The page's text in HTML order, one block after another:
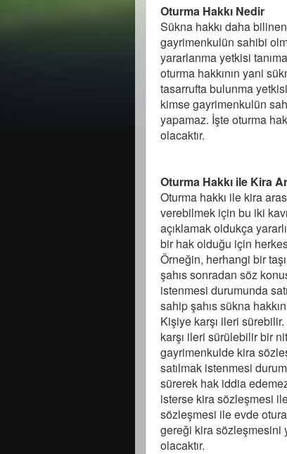
Oturma Hakkı Nedir
Sükna hakkı daha
gayrimenkulün sahibi
yararlanma yetkisi
oturma hakkının yani
tasarrufta bulunma yetkisi
kimse gayrimenkulün
yapamaz. İşte oturma
olacaktır.
Oturma Hakkı ile Kira
Oturma hakkı ile kira
verebilmek için bu iki
açıklamak oldukça
bir hak olduğu için
Örneğin, herhangi bir
şahıs sonradan söz
istenmesi durumunda
sahip şahıs sükna
Kişiye karşı ileri
karşı ileri sürülebilir bir
gayrimenkulde kira
satılmak istenmesi
sürerek hak iddia
isterse kira sözleşmesi
sözleşmesi ile evde
gereği kira sözleşmesini
olacaktır.